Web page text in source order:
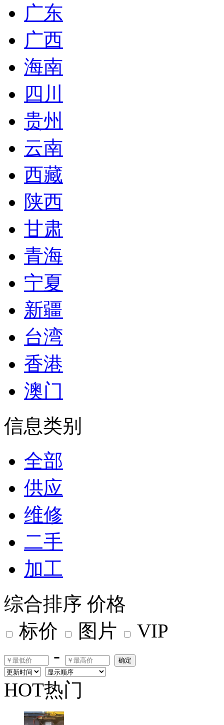
广东
广西
海南
四川
贵州
云南
西藏
陕西
甘肃
青海
宁夏
新疆
台湾
香港
澳门
信息类别
全部
供应
维修
二手
加工
综合排序 价格
标价
图片
VIP
-
确定
HOT热门